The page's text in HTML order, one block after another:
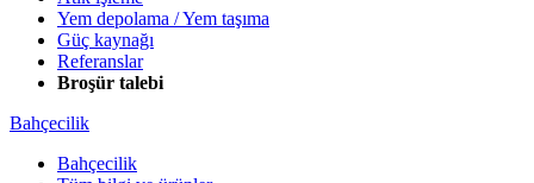
Yem depolama / Yem taşıma
Güç kaynağı
Referanslar
Broşür talebi
Bahçecilik
Bahçecilik